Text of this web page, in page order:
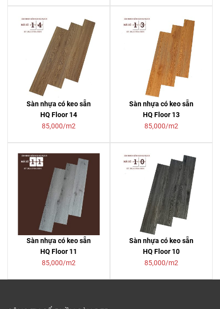
Sàn nhựa có keo sẵn
HQ Floor 14
85,000/m2
Sàn nhựa có keo sẵn
HQ Floor 13
85,000/m2
Sàn nhựa có keo sẵn
HQ Floor 11
85,000/m2
Sàn nhựa có keo sẵn
HQ Floor 10
85,000/m2